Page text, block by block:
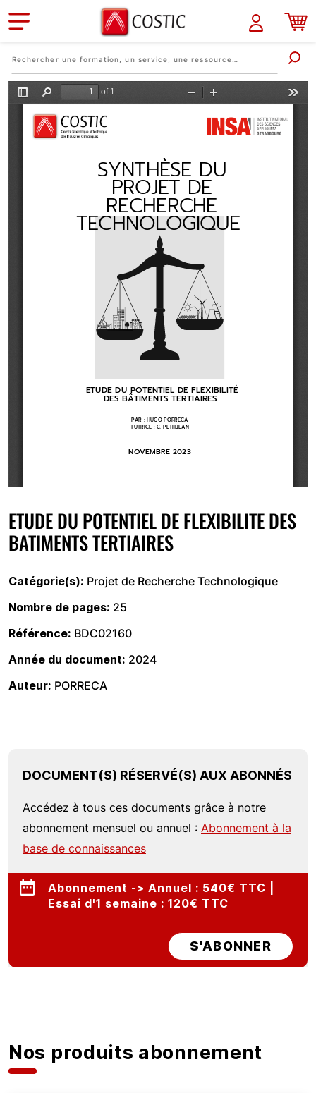
Aller au contenu principal
ETUDE DU POTENTIEL DE FLEXIBILITE DES
BATIMENTS TERTIAIRES
Catégorie(s) Projet de Recherche Technologique
Nombre de pages 25
Référence BDC02160
Année du document 2024
Auteur PORRECA
DOCUMENT(S) RÉSERVÉ(S) AUX ABONNÉS
Accédez à tous ces documents grâce à notre
abonnement mensuel ou annuel : Abonnement à la
base de connaissances
Abonnement -> Annuel : 540€ TTC |
Essai d'1 semaine : 120€ TTC
S'ABONNER
Nos produits abonnement